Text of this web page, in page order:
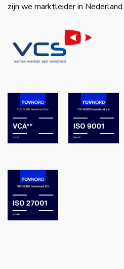
zijn we marktleider in Nederland.